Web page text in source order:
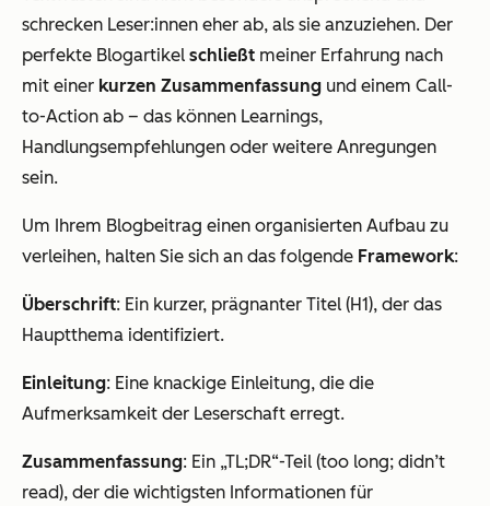
schrecken Leser:innen eher ab, als sie anzuziehen. Der
perfekte Blogartikel schließt meiner Erfahrung nach
mit einer kurzen Zusammenfassung und einem Call-
to-Action ab – das können Learnings,
Handlungsempfehlungen oder weitere Anregungen
sein.
Um Ihrem Blogbeitrag einen organisierten Aufbau zu
verleihen, halten Sie sich an das folgende Framework:
Überschrift: Ein kurzer, prägnanter Titel (H1), der das
Hauptthema identifiziert.
Einleitung: Eine knackige Einleitung, die die
Aufmerksamkeit der Leserschaft erregt.
Zusammenfassung: Ein „TL;DR“-Teil (too long; didn’t
read), der die wichtigsten Informationen für